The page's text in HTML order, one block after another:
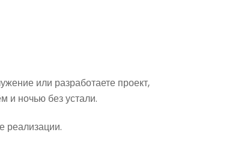
или разработаете проект,
и ночью без устали.
реализации.